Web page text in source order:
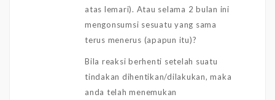
atas lemari). Atau selama 2 bulan ini
mengonsumsi sesuatu yang sama
terus menerus (apapun itu)?
Bila reaksi berhenti setelah suatu
tindakan dihentikan/dilakukan, maka
anda telah menemukan